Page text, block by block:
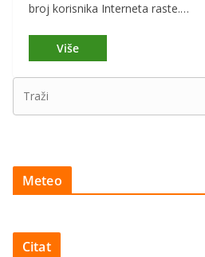
broj korisnika Interneta raste.…
Meteo
Citat